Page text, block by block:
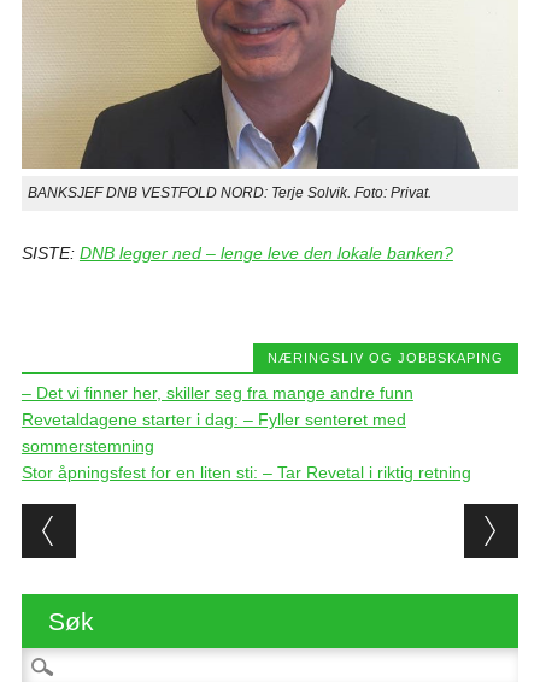
BANKSJEF DNB VESTFOLD NORD: Terje Solvik. Foto: Privat.
SISTE: DNB legger ned – lenge leve den lokale banken?
NÆRINGSLIV OG JOBBSKAPING
– Det vi finner her, skiller seg fra mange andre funn
Revetaldagene starter i dag: – Fyller senteret med
sommerstemning
Stor åpningsfest for en liten sti: – Tar Revetal i riktig retning
Post navigation
Søk
Søk etter: